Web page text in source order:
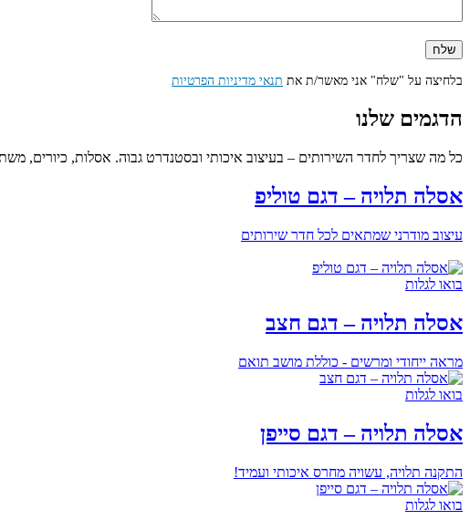
בלחיצה על "שלח" אני מאשר/ת את תנאי מדיניות הפרטיות
הדגמים שלנו
כל מה שצריך לחדר השירותים – בעיצוב איכותי ובסטנדרט גבוה. אסלות, כיורים,
אסלה תלויה – דגם טוליפ
עיצוב מודרני שמתאים לכל חדר שירותים
בואו לגלות
אסלה תלויה – דגם חצב
מראה ייחודי ומרשים - כוללת מושב תואם
בואו לגלות
אסלה תלויה – דגם סייפן
התקנה תלויה, עשויה מחרס איכותי ועמיד!
בואו לגלות